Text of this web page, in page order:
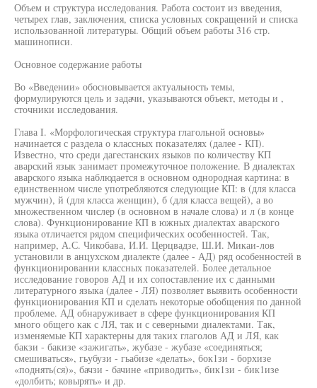
Объем и структура исследования. Работа состоит из введения,
четырех глав, заключения, списка условных сокращений и списка
использованной литературы. Общий объем работы 316 стр.
машинописи.
Основное содержание работы
Во «Введении» обосновывается актуальность темы,
формулируются цель и задачи, указываются объект, методы и ,
сточники исследования.
Глава I. «Морфологическая структура глагольной основы»
начинается с раздела о классных показателях (далее - КП).
Известно, что среди дагестанских языков по количеству КП
аварский язык занимает промежуточное положение. В диалектах
аварского языка наблюдается в основном однородная картина: в
единственном числе употребляются следующие КП: в (для класса
мужчин), й (для класса женщин), б (для класса вещей), а во
множественном числер (в основном в начале слова) и л (в конце
слова). Функционирование КП в южных диалектах аварского
языка отличается рядом специфических особенностей. Так,
например, А.С. Чикобава, И.И. Церцвадзе, Ш.И. Микаи-лов
установили в анцухском диалекте (далее - АД) ряд особенностей в
функционировании классных показателей. Более детальное
исследование говоров АД и их сопоставление их с данными
литературного языка (далее - ЛЯ) позволяет выявить особенности
функционирования КП и сделать некоторые обобщения по данной
проблеме. АД обнаруживает в сфере функционирования КП
много общего как с ЛЯ, так и с северными диалектами. Так,
изменяемые КП характерны для таких глаголов АД и ЛЯ, как
бакзи - бакизе «зажигать», жубазе - жубазе «соединяться;
смешиваться», гьубузи - гьабизе «делать», бок1зи - борхизе
«поднять(ся)», бачзи - бачине «приводить», бик1зи - бик1изе
«долбить; ковырять» и др.